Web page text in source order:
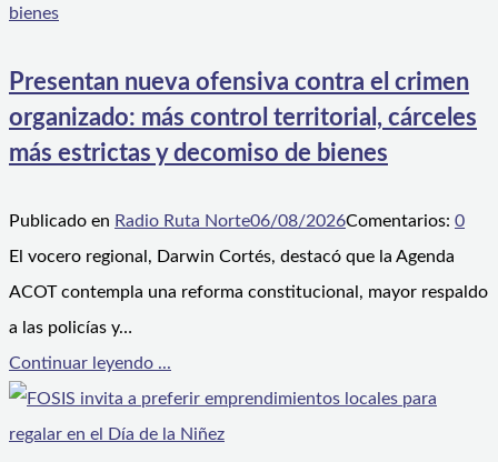
Presentan nueva ofensiva contra el crimen
organizado: más control territorial, cárceles
más estrictas y decomiso de bienes
Publicado en Radio Ruta Norte06/08/2026Comentarios: 0
El vocero regional, Darwin Cortés, destacó que la Agenda
ACOT contempla una reforma constitucional, mayor respaldo
a las policías y…
Continuar leyendo ...